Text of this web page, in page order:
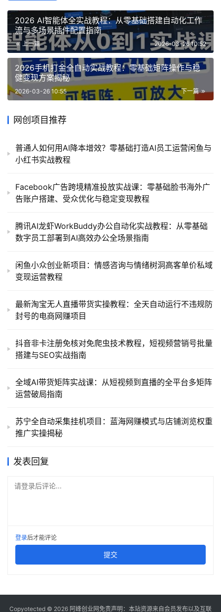
2026 AI智能体全实战教程：从零基础搭建自动化工作
流与多场景插件配置指南
上一篇 2026-03-26 10:52
2026手机打金全自动实战教程：零基础矩阵操作与稳
健变现方案揭秘
下一篇
2026-03-26 10:55
网创项目推荐
普通人如何用AI降本增效？零基础打造AI员工运营闲鱼与
小红书实战教程
Facebook广告跨境精准投放实战课：零基础脸书海外广
告账户搭建、受众优化与稳定变现教程
腾讯AI龙虾WorkBuddy办公自动化实战教程：从零基础
数字员工部署到AI高效办公全场景指南
闲鱼小众创业新项目：情感咨询与情绪树洞高客单价私域
变现运营教程
最新淘宝无人直播带货实操教程：全天自动运行不违规防
封号的电商网赚项目
抖音非卡注册免核对免爬虫技术教程，短视频营销号批量
搭建与SEO实战指南
全域AI带货矩阵实战课：从短视频到直播的全平台多矩阵
运营破局指南
苏宁全自动采集挂机项目：蓝海网赚模式与店铺浏览权重
推广实操揭秘
发表回复
请登录后评论...
登录后才能评论
提交
Copyotected © 2026 阿峰创业网 免责声明：本站资源来自会员发布以及互联